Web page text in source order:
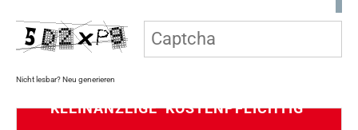
Nicht lesbar? Neu generieren
KLEINANZEIGE KOSTENPFLICHTIG